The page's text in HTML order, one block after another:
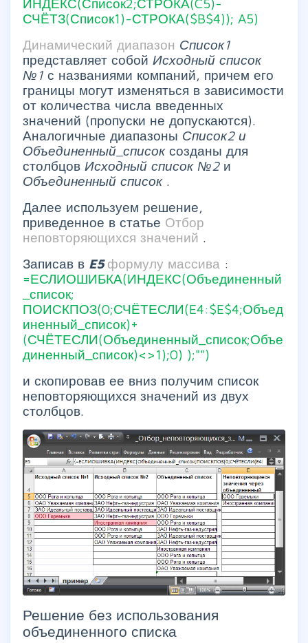
ИНДЕКС(Список2;СТРОКА(C5)-
СЧЁТЗ(Список1)-СТРОКА($B$4)); A5)
Динамический диапазон Список1
представляет собой Исходный список
№1 с названиями компаний, причем его
границы могут изменяться в зависимости
от количества числа введенных
значений (пропуски не допускаются).
Аналогичные диапазоны Список2 и
Объединенный_список созданы для
столбцов Исходный список №2 и
Объединенный список .
Далее используем решение,
приведенное в статье Отбор
неповторяющихся значений .
Записав в E5формулу массива :
=ЕСЛИОШИБКА(ИНДЕКС(Объединенный
_список;
ПОИСКПОЗ(0;СЧЁТЕСЛИ(E4:$E$4;Объед
иненный_список)+
(СЧЁТЕСЛИ(Объединенный_список;Объе
диненный_список)<>1);0) );"")
и скопировав ее вниз получим список
неповторяющихся значений из двух
столбцов.
Решение без использования
объединенного списка